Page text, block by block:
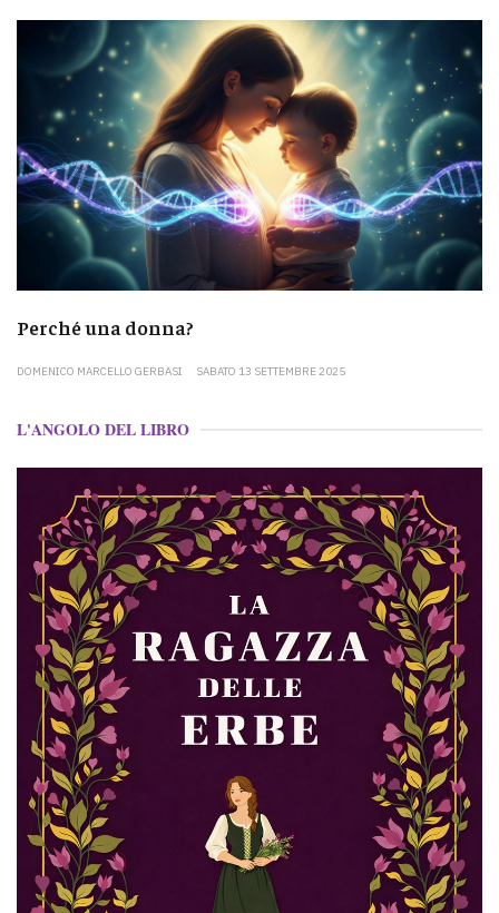
Perché una donna?
DOMENICO MARCELLO GERBASI SABATO 13 SETTEMBRE 2025
L'ANGOLO DEL LIBRO